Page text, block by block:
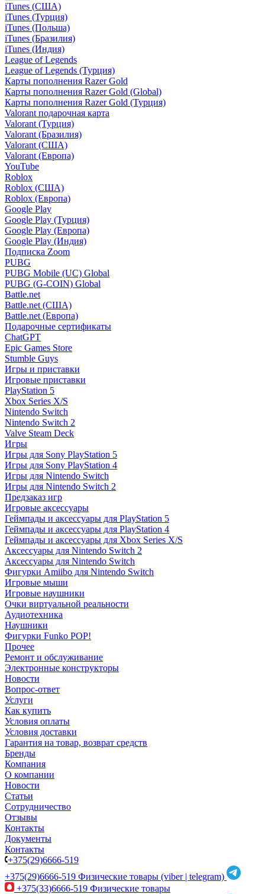
iTunes (США)
iTunes (Турция)
iTunes (Польша)
iTunes (Бразилия)
iTunes (Индия)
League of Legends
League of Legends (Турция)
Карты пополнения Razer Gold
Карты пополнения Razer Gold (Global)
Карты пополнения Razer Gold (Турция)
Valorant подарочная карта
Valorant (Турция)
Valorant (Бразилия)
Valorant (США)
Valorant (Европа)
YouTube
Roblox
Roblox (США)
Roblox (Европа)
Google Play
Google Play (Турция)
Google Play (Европа)
Google Play (Индия)
Подписка Zoom
PUBG
PUBG Mobile (UC) Global
PUBG (G-COIN) Global
Battle.net
Battle.net (США)
Battle.net (Европа)
Подарочные сертификаты
ChatGPT
Epic Games Store
Stumble Guys
Игры и приставки
Игровые приставки
PlayStation 5
Xbox Series X/S
Nintendo Switch
Nintendo Switch 2
Valve Steam Deck
Игры
Игры для Sony PlayStation 5
Игры для Sony PlayStation 4
Игры для Nintendo Switch
Игры для Nintendo Switch 2
Предзаказ игр
Игровые аксессуары
Геймпады и аксессуары для PlayStation 5
Геймпады и аксессуары для PlayStation 4
Геймпады и аксессуары для Xbox Series X/S
Аксессуары для Nintendo Switch 2
Аксессуары для Nintendo Switch
Фигурки Amiibo для Nintendo Switch
Игровые мыши
Игровые наушники
Очки виртуальной реальности
Аудиотехника
Наушники
Фигурки Funko POP!
Прочее
Ремонт и обслуживание
Электронные конструкторы
Новости
Вопрос-ответ
Услуги
Как купить
Условия оплаты
Условия доставки
Гарантия на товар, возврат средств
Бренды
Компания
О компании
Новости
Статьи
Сотрудничество
Отзывы
Контакты
Документы
Контакты
+375(29)6666-519
+375(29)6666-519 Физические товары (viber | telegram)
+375(33)6666-519 Физические товары